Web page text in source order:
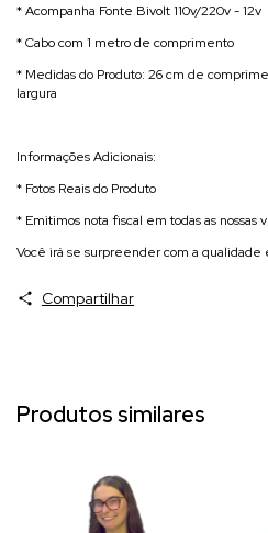
* Acompanha Fonte Bivolt 110v/220v - 12v
* Cabo com 1 metro de comprimento
* Medidas do Produto: 26 cm de
largura
Informações Adicionais:
* Fotos Reais do Produto
* Emitimos nota fiscal em todas as nossas
Você irá se surpreender com a qualidade
Compartilhar
Produtos similares